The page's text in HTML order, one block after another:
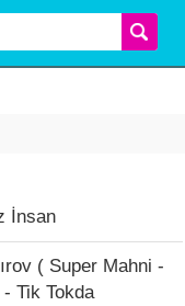
İnsan
( Super Mahni -
Tik Tokda